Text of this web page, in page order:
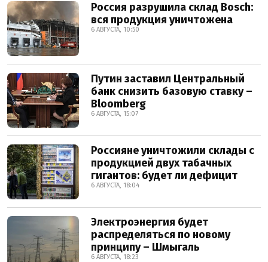
Россия разрушила склад Bosch:
вся продукция уничтожена
6 АВГУСТА, 10:50
Путин заставил Центральный
банк снизить базовую ставку –
Bloomberg
6 АВГУСТА, 15:07
Россияне уничтожили склады с
продукцией двух табачных
гигантов: будет ли дефицит
6 АВГУСТА, 18:04
Электроэнергия будет
распределяться по новому
принципу – Шмыгаль
6 АВГУСТА, 18:23